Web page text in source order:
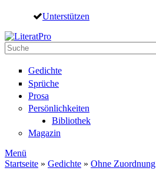
Direkt zum Inhalt
Unterstützen
Suche
Gedichte
Sprüche
Prosa
Persönlichkeiten
Bibliothek
Magazin
Menü
Startseite » Gedichte » Ohne Zuordnung